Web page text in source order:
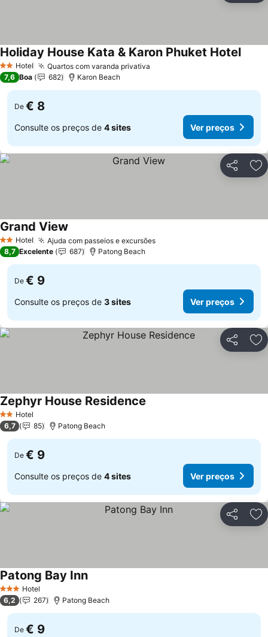
2 Estrelas
Hotel Quartos com varanda privativa
Holiday House Kata & Karon Phuket Hotel
7,6 Boa 682 Karon Beach
De € 8
Consulte os preços de 4 sites Ver preços
Partilhar
2 Estrelas
Hotel Ajuda com passeios e excursões
Grand View
8,7 Excelente 687 Patong Beach
De € 9
Consulte os preços de 3 sites Ver preços
Partilhar
2 Estrelas
Hotel
Zephyr House Residence
6,7 85 Patong Beach
De € 9
Consulte os preços de 4 sites Ver preços
Partilhar
3 EstrelasHotel
Patong Bay Inn
6,2 267 Patong Beach
De € 9